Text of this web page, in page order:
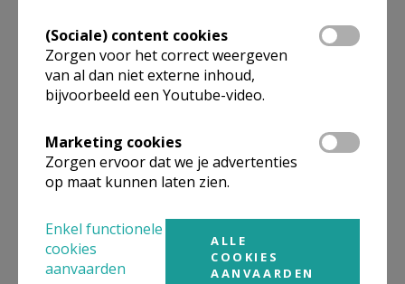
Meer
Deel dit artikel
(Sociale) content cookies
Zorgen voor het correct weergeven
van al dan niet externe inhoud,
bijvoorbeeld een Youtube-video.
Marketing cookies
Zorgen ervoor dat we je advertenties
op maat kunnen laten zien.
Enkel functionele
cookies
aanvaarden
ALLE
COOKIES
AANVAARDEN